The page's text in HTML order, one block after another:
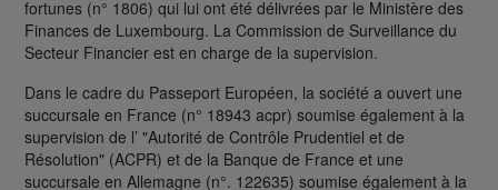
fortunes (n° 1806) qui lui ont été délivrées par le Ministère des
Finances de Luxembourg. La Commission de Surveillance du
Secteur Financier est en charge de la supervision.
Dans le cadre du Passeport Européen, la société a ouvert une
succursale en France (n° 18943 acpr) soumise également à la
supervision de l’ "Autorité de Contrôle Prudentiel et de
Résolution" (ACPR) et de la Banque de France et une
succursale en Allemagne (n°. 122635) soumise également à la